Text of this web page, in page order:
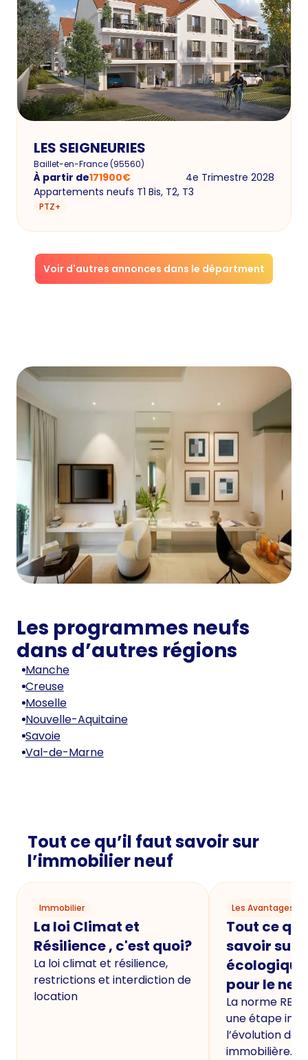
LES SEIGNEURIES
Baillet-en-France(95560)
À partir de171900€
4e Trimestre 2028
Appartements neufs T1 Bis, T2, T3
PTZ+
Voir d'autres annonces dans le départment
Les programmes neufs
dans d’autres régions
Manche
Creuse
Moselle
Nouvelle-Aquitaine
Savoie
Val-de-Marne
Tout ce qu’il faut savoir sur
l’immobilier neuf
Immobilier
La loi Climat et
Résilience , c'est quoi?
La loi climat et résilience,
restrictions et interdiction de
location
Les Avantages
Tout ce
savoir sur
écologique
pour le
La norme
une étape
l’évolution de
immobilière.